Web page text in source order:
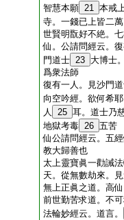
智慧本願 21 本戒
寺。一錢已上皆二
世賢明翫好不絶。
仙。公請問經云。
門道士 23 大博士
爲衆法師
復有一人。見沙門
向空吟經。欲何希
人
25 耳。道士乃
地獄考毒 26 五苦
仙公請問經云。五
教大歸善也
太上靈寶眞一勸誡
天。從無數劫來。
無上正眞之道。高
前世勤苦求道。不
法輪妙經云。道言。